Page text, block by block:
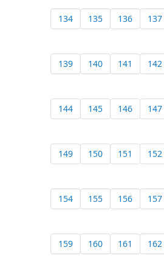
134 135 136 137
139 140 141 142
144 145 146 147
149 150 151 152
154 155 156 157
159 160 161 162